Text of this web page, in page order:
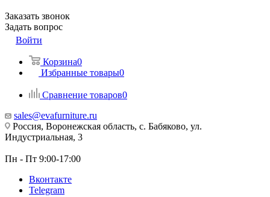
Заказать звонок
Задать вопрос
Войти
Корзина0
Избранные товары0
Сравнение товаров0
sales@evafurniture.ru
Россия, Воронежская область, с. Бабяково, ул.
Индустриальная, 3
Пн - Пт 9:00-17:00
Вконтакте
Telegram